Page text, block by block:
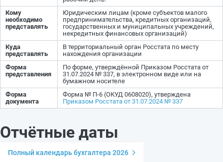
Кому
необходимо
представлять
Юридическим лицам (кроме субъектов малого
предпринимательства, кредитных организаций,
государственных и муниципальных учреждений,
некредитных финансовых организаций)
Куда
представлять
В территориальный орган Росстата по месту
нахождения организации
Форма
представления
По форме, утверждённой Приказом Росстата от
31.07.2024 № 337, в электронном виде или на
бумажном носителе
Форма
документа
Форма № П-6 (ОКУД 0608020), утверждена
Приказом Росстата от 31.07.2024 № 337
Отчётные даты
Полный календарь бухгалтера 2026